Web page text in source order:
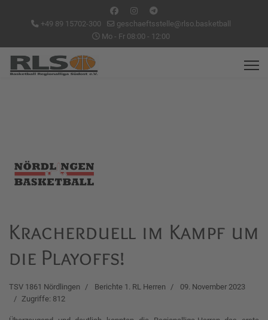
+49 89 15702-300
geschaeftsstelle@rlso.basketball
Mo - Fr 08:00 - 12:00
Kracherduell im Kampf um
die Playoffs!
TSV 1861 Nördlingen Berichte 1. RL Herren
09. November 2023
Zugriffe: 812